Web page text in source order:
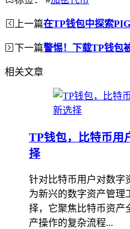
上一篇在TP钱包中探索
下一篇警惕！下载TP钱包
相关文章
TP钱包，比特币用
择
针对比特币用户对数字
为新兴的数字资产管理
择，它聚焦比特币资产
产操作的复杂流程...